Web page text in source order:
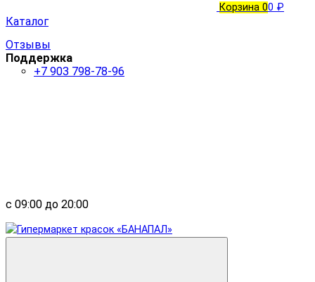
Корзина 00 ₽
Каталог
Отзывы
Поддержка
+7 903 798-78-96
с 09:00 до 20:00